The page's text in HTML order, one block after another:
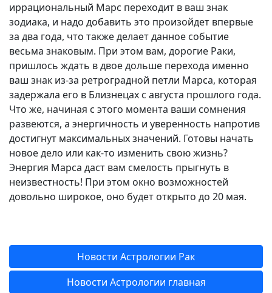
иррациональный Марс переходит в ваш знак
зодиака, и надо добавить это произойдет впервые
за два года, что также делает данное событие
весьма знаковым. При этом вам, дорогие Раки,
пришлось ждать в двое дольше перехода именно
ваш знак из-за ретроградной петли Марса, которая
задержала его в Близнецах с августа прошлого года.
Что же, начиная с этого момента ваши сомнения
развеются, а энергичность и уверенность напротив
достигнут максимальных значений. Готовы начать
новое дело или как-то изменить свою жизнь?
Энергия Марса даст вам смелость прыгнуть в
неизвестность! При этом окно возможностей
довольно широкое, оно будет открыто до 20 мая.
Новости Астрологии Рак
Новости Астрологии главная